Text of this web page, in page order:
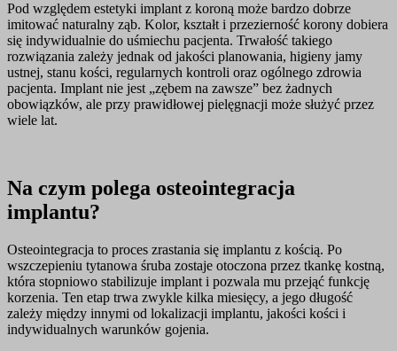
Pod względem estetyki implant z koroną może bardzo dobrze
imitować naturalny ząb. Kolor, kształt i przezierność korony dobiera
się indywidualnie do uśmiechu pacjenta. Trwałość takiego
rozwiązania zależy jednak od jakości planowania, higieny jamy
ustnej, stanu kości, regularnych kontroli oraz ogólnego zdrowia
pacjenta. Implant nie jest „zębem na zawsze” bez żadnych
obowiązków, ale przy prawidłowej pielęgnacji może służyć przez
wiele lat.
Na czym polega osteointegracja
implantu?
Osteointegracja to proces zrastania się implantu z kością. Po
wszczepieniu tytanowa śruba zostaje otoczona przez tkankę kostną,
która stopniowo stabilizuje implant i pozwala mu przejąć funkcję
korzenia. Ten etap trwa zwykle kilka miesięcy, a jego długość
zależy między innymi od lokalizacji implantu, jakości kości i
indywidualnych warunków gojenia.